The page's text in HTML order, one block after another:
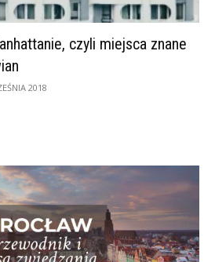
czyli miejsca znane
2018